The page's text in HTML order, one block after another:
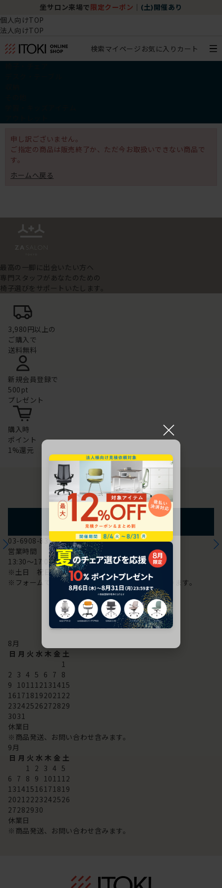
坐サロン来場で 限定クーポン (土)開催あり
個人向けTOP
法人向けTOP
検索マイページ お気に入り カート
申し訳ございません。
ご指定の商品は販売終了か、ただ今お取扱いできない商品で
す。
ホームへ戻る
最高の一脚に出会いたい方へ
専門スタッフがあなたのための
椅子選びをサポートいたします。
3,980円以上の
ご購入で
送料無料
新規会員登録で
500pt
プレゼント
購入時
ポイント
1%還元
お問い合わせ
フォームからのお問い合わせ
03-6908-8370
営業時間
13:30～17:00
※土日 祝日は休み
※フォームでのお問い合わせは24時間対応しております。
配送・お問い合わせ営業日
8月
日 月 火 水 木 金 土
1
2 3 4 5 6 7 8
9 101112131415
16171819202122
23242526272829
3031
休業日
※商品発送、お問い合わせ含みます。
9月
日 月 火 水 木 金 土
1 2 3 4 5
6 7 8 9 101112
13141516171819
20212223242526
27282930
休業日
※商品発送、お問い合わせ含みます。
×